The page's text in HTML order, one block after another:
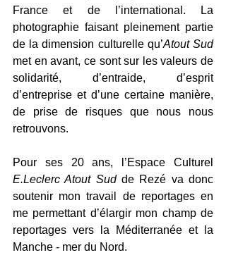
France et de l’international. La
photographie faisant pleinement partie
de la dimension culturelle qu’Atout Sud
met en avant, ce sont sur les valeurs de
solidarité, d’entraide, d’esprit
d’entreprise et d’une certaine manière,
de prise de risques que nous nous
retrouvons.
E.Leclerc Atout Sud de Rezé va donc
soutenir mon travail de reportages en
me permettant d’élargir mon champ de
reportages vers la Méditerranée et la
Manche - mer du Nord.